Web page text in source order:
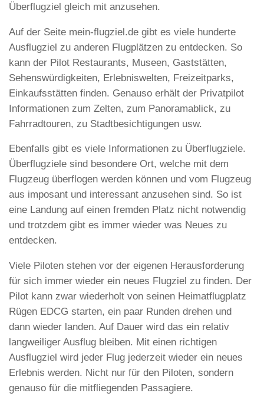
Überflugziel gleich mit anzusehen.
Auf der Seite mein-flugziel.de gibt es viele hunderte
Ausflugziel zu anderen Flugplätzen zu entdecken. So
kann der Pilot Restaurants, Museen, Gaststätten,
Sehenswürdigkeiten, Erlebniswelten, Freizeitparks,
Einkaufsstätten finden. Genauso erhält der Privatpilot
Informationen zum Zelten, zum Panoramablick, zu
Fahrradtouren, zu Stadtbesichtigungen usw.
Ebenfalls gibt es viele Informationen zu Überflugziele.
Überflugziele sind besondere Ort, welche mit dem
Flugzeug überflogen werden können und vom Flugzeug
aus imposant und interessant anzusehen sind. So ist
eine Landung auf einen fremden Platz nicht notwendig
und trotzdem gibt es immer wieder was Neues zu
entdecken.
Viele Piloten stehen vor der eigenen Herausforderung
für sich immer wieder ein neues Flugziel zu finden. Der
Pilot kann zwar wiederholt von seinen Heimatflugplatz
Rügen EDCG starten, ein paar Runden drehen und
dann wieder landen. Auf Dauer wird das ein relativ
langweiliger Ausflug bleiben. Mit einen richtigen
Ausflugziel wird jeder Flug jederzeit wieder ein neues
Erlebnis werden. Nicht nur für den Piloten, sondern
genauso für die mitfliegenden Passagiere.